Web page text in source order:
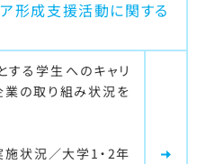
ア形成支援活動に関する
する学生へのキャリ
の取り組み状況を
施状況／大学1・2年